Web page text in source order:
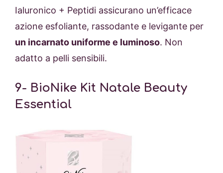
Ialuronico + Peptidi assicurano un’efficace
azione esfoliante, rassodante e levigante per
un incarnato uniforme e luminoso. Non
adatto a pelli sensibili.
9- BioNike Kit Natale Beauty
Essential